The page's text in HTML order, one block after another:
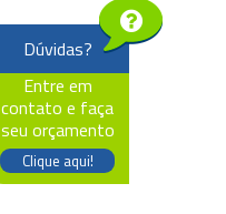
Dúvidas?
Entre em
contato e faça
seu orçamento
Clique aqui!